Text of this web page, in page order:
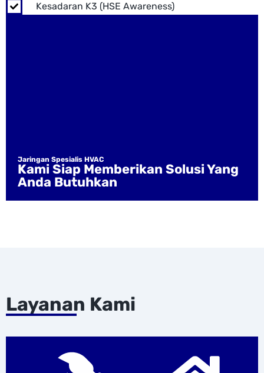
Kesadaran K3 (HSE Awareness)
Jaringan Spesialis HVAC
Kami Siap Memberikan Solusi Yang
Anda Butuhkan
Layanan Kami